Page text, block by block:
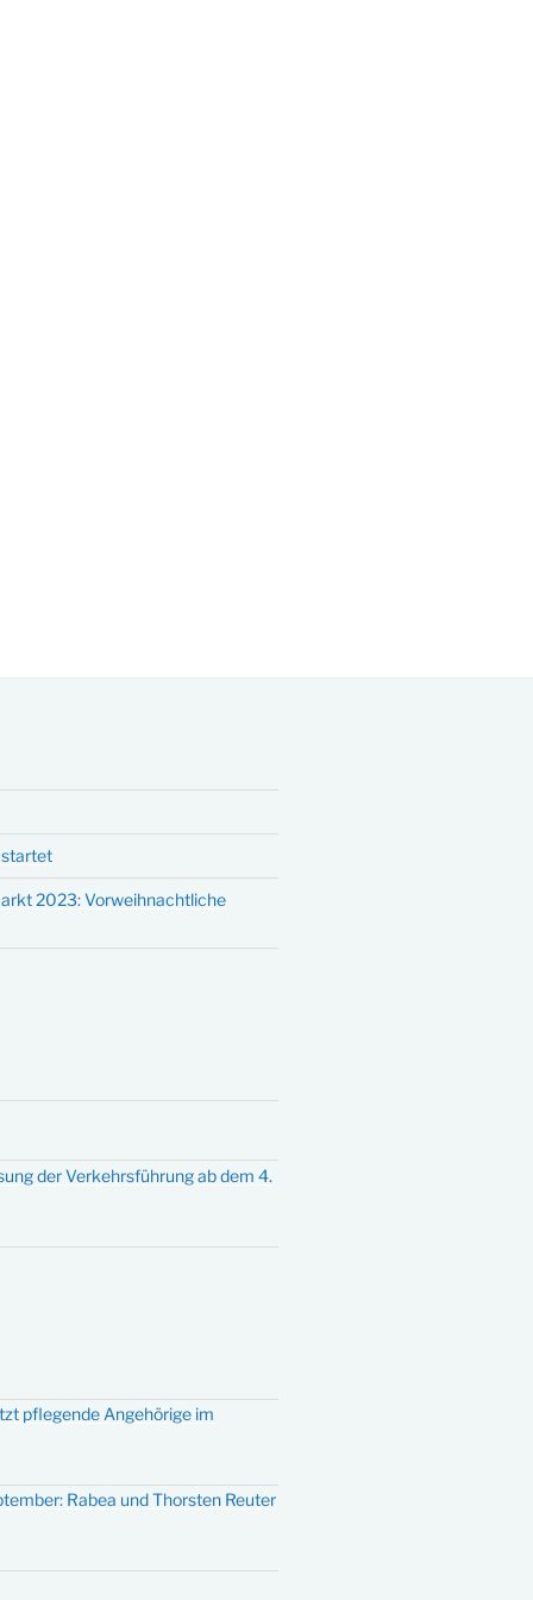
startet
2023: Vorweihnachtliche
der Verkehrsführung ab dem 4.
pflegende Angehörige im
Rabea und Thorsten Reuter